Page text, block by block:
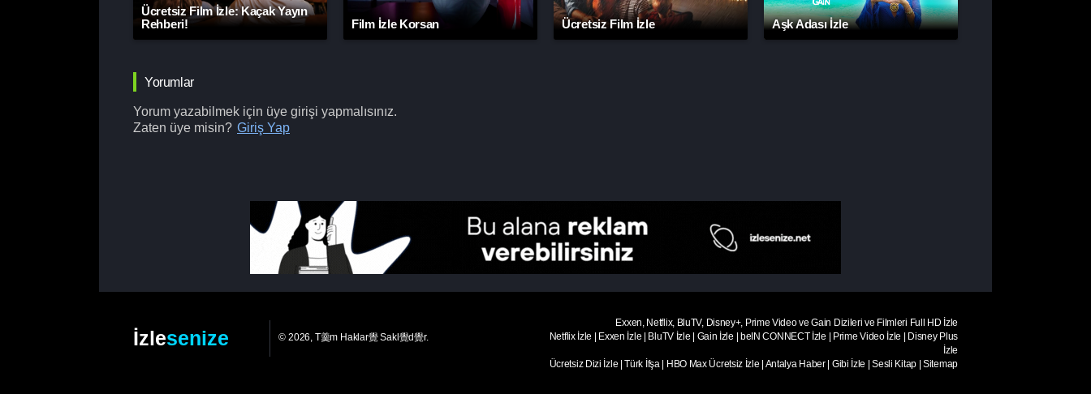
Ücretsiz Film İzle: Kaçak Yayın
Rehberi!
Film İzle Korsan Ücretsiz Film İzle Aşk Adası İzle
Yorumlar
Yorum yazabilmek için üye girişi yapmalısınız.
Zaten üye misin? Giriş Yap
İzlesenize © 2026, T羹m Haklar覺 Sakl覺d覺r.
Exxen, Netflix, BluTV, Disney+, Prime Video ve Gain Dizileri ve Filmleri Full HD İzle
Netflix İzle | Exxen İzle | BluTV İzle | Gain İzle | beIN CONNECT İzle | Prime Video İzle | Disney Plus
İzle
Ücretsiz Dizi İzle |Türk İfşa | HBO Max Ücretsiz İzle | Antalya Haber| Gibi İzle |Sesli Kitap|Sitemap